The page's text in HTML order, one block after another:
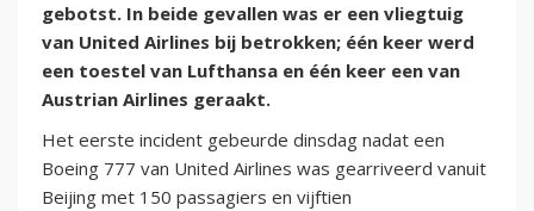
gebotst. In beide gevallen was er een vliegtuig
van United Airlines bij betrokken; één keer werd
een toestel van Lufthansa en één keer een van
Austrian Airlines geraakt.
Het eerste incident gebeurde dinsdag nadat een
Boeing 777 van United Airlines was gearriveerd vanuit
Beijing met 150 passagiers en vijftien